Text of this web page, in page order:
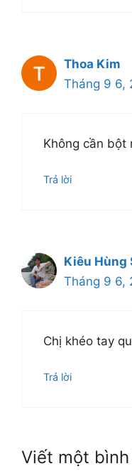
Thoa Kim
Tháng 9 6,
Không cần bột
Trả lời
Kiêu Hùng
Tháng 9 6,
Chị khéo tay
Trả lời
Viết một